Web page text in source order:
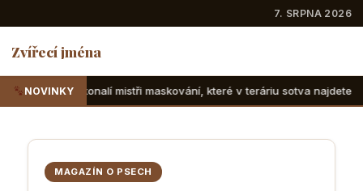
7. SRPNA 2026
Zvířecí jména
NOVINKY
maskování, které v teráriu sotva najdete
MAGAZÍN O PSECH